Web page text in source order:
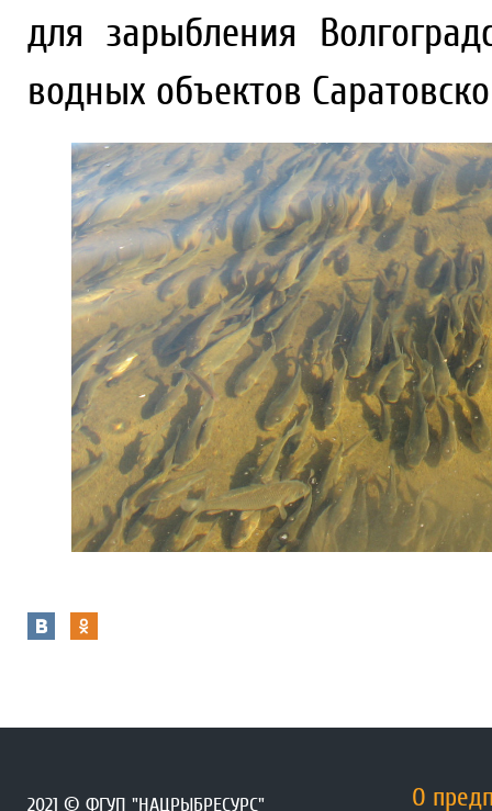
для зарыбления
водных объектов
2021 © ФГУП "НАЦРЫБРЕСУРС" О